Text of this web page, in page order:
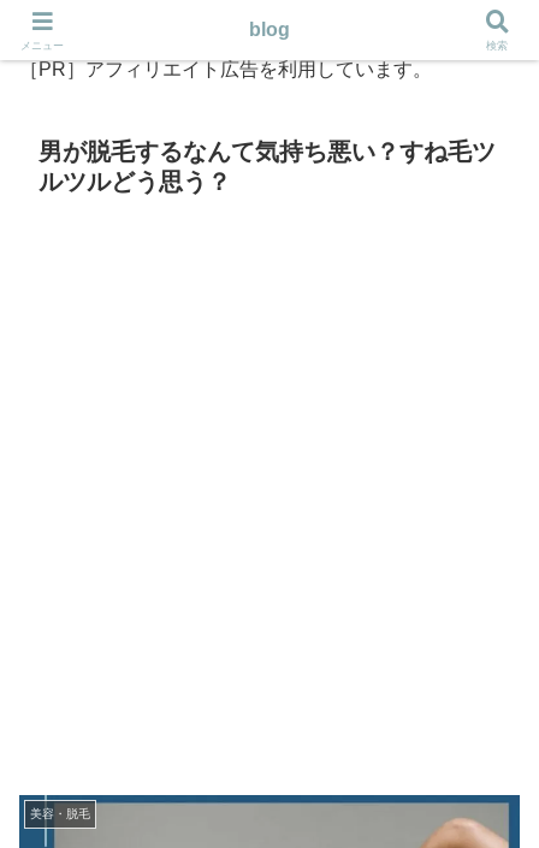
［PR］アフィリエイト広告を利用しています。
男が脱毛するなんて気持ち悪い？すね毛ツ
ルツルどう思う？
美容・脱毛
メニュー
blog
検索